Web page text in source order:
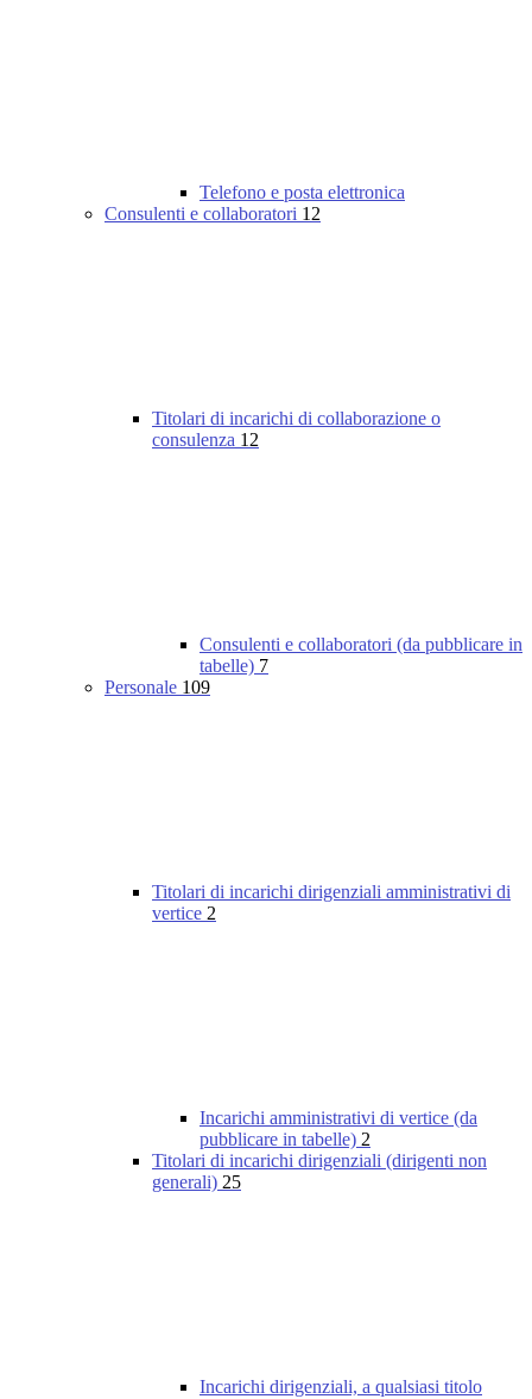
Telefono e posta elettronica
Consulenti e collaboratori 12
Titolari di incarichi di collaborazione o
consulenza 12
Consulenti e collaboratori (da pubblicare in
tabelle) 7
Personale 109
Titolari di incarichi dirigenziali amministrativi di
vertice 2
Incarichi amministrativi di vertice (da
pubblicare in tabelle) 2
Titolari di incarichi dirigenziali (dirigenti non
generali) 25
Incarichi dirigenziali, a qualsiasi titolo